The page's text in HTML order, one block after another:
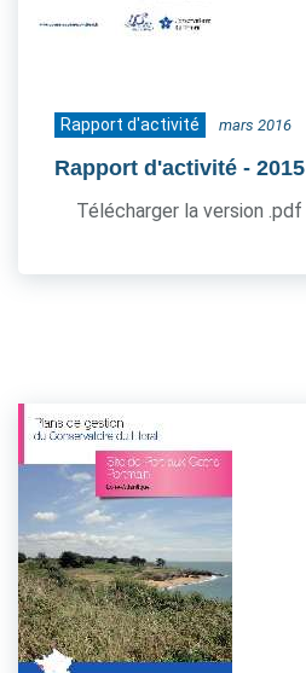
Rapport d'activité mars 2016
Rapport d'activité - 2015
Télécharger la version .pdf